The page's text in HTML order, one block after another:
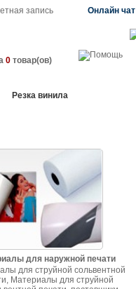
запись Онлайн чат
0товар(ов)
Резка винила
для наружной печати
для струйной сольвентной
Материалы для струйной